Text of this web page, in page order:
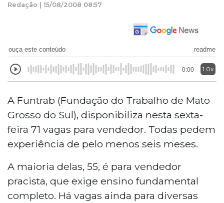
Redação | 15/08/2008 08:57
ouça este conteúdo readme
0:00 1.0x
A Funtrab (Fundação do Trabalho de Mato
Grosso do Sul), disponibiliza nesta sexta-
feira 71 vagas para vendedor. Todas pedem
experiência de pelo menos seis meses.
A maioria delas, 55, é para vendedor
pracista, que exige ensino fundamental
completo. Há vagas ainda para diversas